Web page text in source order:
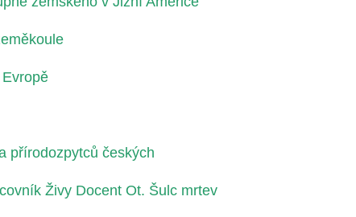
přírodozpytců českých
Živy Docent Ot. Šulc mrtev